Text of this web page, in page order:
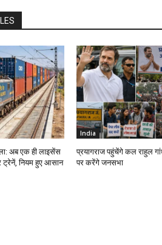
अब एक ही लाइसेंस
नियम हुए आसान
India
प्रयागराज पहुंचेंगे कल राहुल
पर करेंगे जनसभा